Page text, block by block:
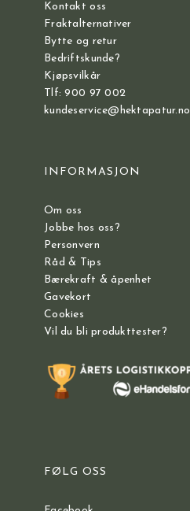
Kontakt oss
Fraktalternativer
Bytte og retur
Bedriftskunde?
Kjøpsvilkår
Tlf: 900 97 002
kundeservice@hektapatur.no
INFORMASJON
Om oss
Jobbe hos oss?
Personvern
Råd & Tips
Bærekraft & åpenhet
Gavekort
Cookies
Vil du bli produkttester?
FØLG OSS